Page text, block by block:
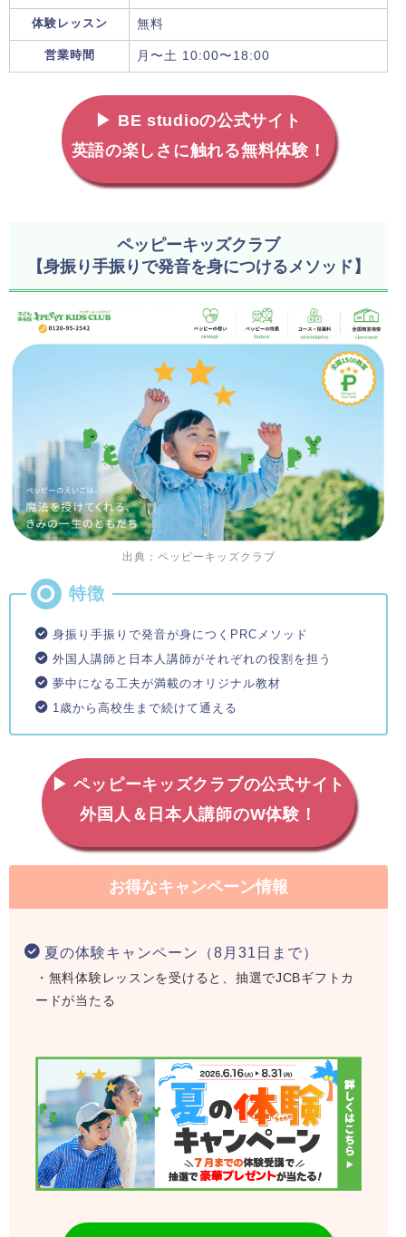
体験レッスン 無料
営業時間 月〜土 10:00〜18:00
▶ BE studioの公式サイト
英語の楽しさに触れる無料体験！
ペッピーキッズクラブ
【身振り手振りで発音を身につけるメソッド】
出典：ペッピーキッズクラブ
身振り手振りで発音が身につくPRCメソッド
外国人講師と日本人講師がそれぞれの役割を担う
夢中になる工夫が満載のオリジナル教材
1歳から高校生まで続けて通える
▶ ペッピーキッズクラブの公式サイト
外国人＆日本人講師のW体験！
お得なキャンペーン情報
夏の体験キャンペーン（8月31日まで）
・無料体験レッスンを受けると、抽選でJCBギフトカ
ードが当たる